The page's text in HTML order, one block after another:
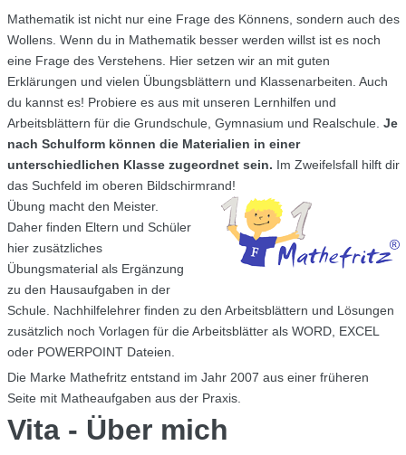
Mathematik ist nicht nur eine Frage des Könnens, sondern auch des
Wollens. Wenn du in Mathematik besser werden willst ist es noch
eine Frage des Verstehens. Hier setzen wir an mit guten
Erklärungen und vielen Übungsblättern und Klassenarbeiten. Auch
du kannst es! Probiere es aus mit unseren Lernhilfen und
Arbeitsblättern für die Grundschule, Gymnasium und Realschule. Je
nach Schulform können die Materialien in einer
unterschiedlichen Klasse zugeordnet sein. Im Zweifelsfall hilft dir
das Suchfeld im oberen Bildschirmrand!
Übung macht den Meister.
Daher finden Eltern und Schüler
hier zusätzliches
Übungsmaterial als Ergänzung
zu den Hausaufgaben in der
Schule. Nachhilfelehrer finden zu den Arbeitsblättern und Lösungen
zusätzlich noch Vorlagen für die Arbeitsblätter als WORD, EXCEL
oder POWERPOINT Dateien.
Die Marke Mathefritz entstand im Jahr 2007 aus einer früheren
Seite mit Matheaufgaben aus der Praxis.
Vita - Über mich